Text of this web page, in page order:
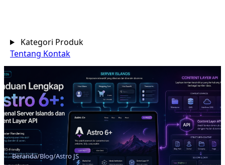
Kategori Produk
Tentang Kontak
Beranda/Blog/Astro JS